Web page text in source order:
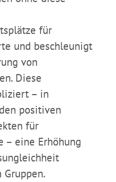
für
und beschleunigt
von
Diese
– in
positiven
für
– eine Erhöhung